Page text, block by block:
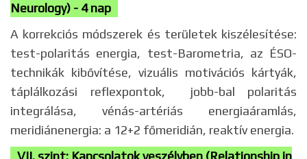
Neurology) - 4 nap
A korrekciós módszerek és területek kiszélesítése:
test-polaritás energia, test-Barometria, az ÉSO-
technikák kibővítése, vizuális motivációs kártyák,
táplálkozási reflexpontok, jobb-bal polaritás
integrálása, vénás-artériás energiaáramlás,
meridiánenergia: a 12+2 főmeridián, reaktív energia.
VII. szint: Kapcsolatok veszélyben (Relationship in